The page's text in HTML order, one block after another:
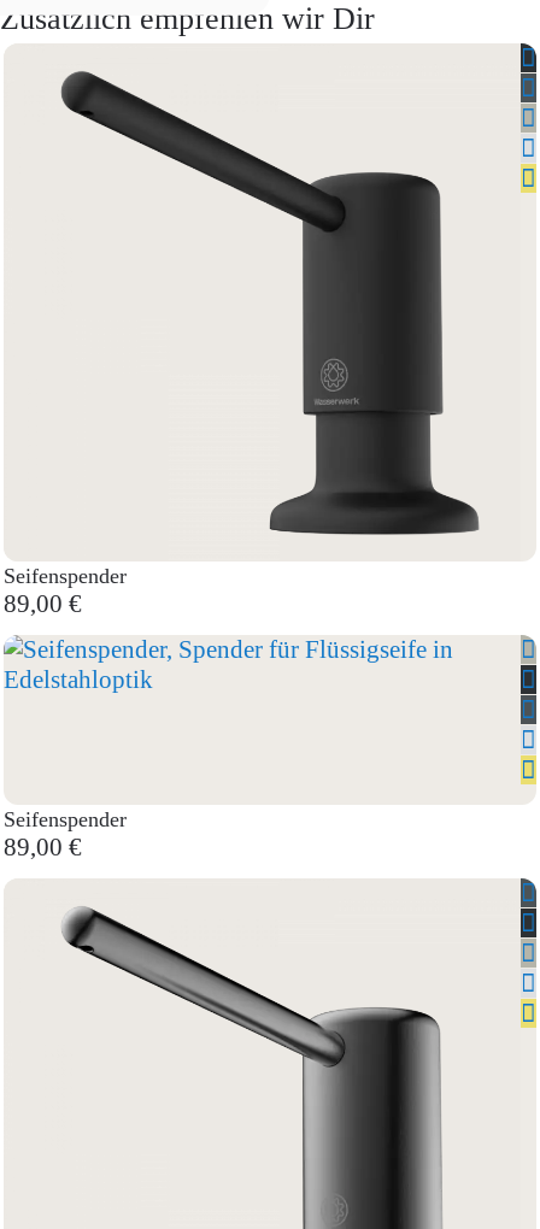
Zusätzlich empfehlen wir Dir
Seifenspender
89,00 €
Seifenspender
89,00 €